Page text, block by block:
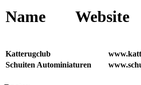
Name Website
Katterugclub
Schuiten Autominiaturen